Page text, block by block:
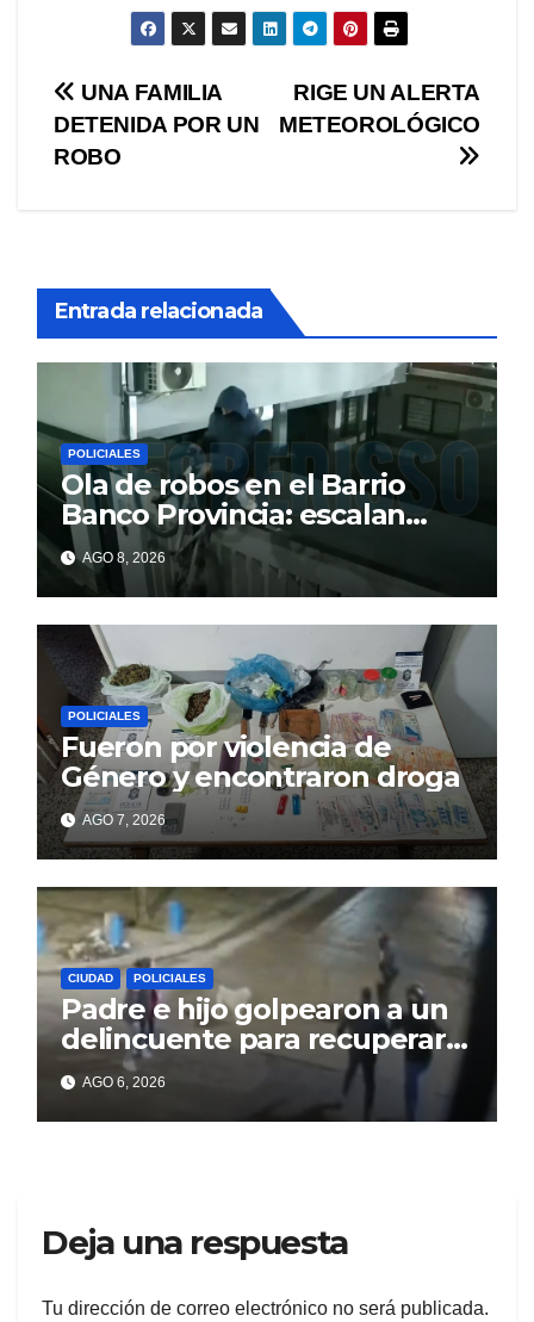
Navegación
de
RIGE UN ALERTA
METEOROLÓGICO
UNA FAMILIA
DETENIDA POR UN
ROBO
Entrada relacionada
POLICIALES
Ola de robos en el Barrio
Banco Provincia: escalan
paredes en la noche y nadie
responde
AGO 8, 2026
POLICIALES
Fueron por violencia de
Género y encontraron droga
AGO 7, 2026
CIUDAD POLICIALES
Padre e hijo golpearon a un
delincuente para recuperar
un celular robado en Berisso
AGO 6, 2026
Deja una respuesta
Tu dirección de correo electrónico no será publicada.